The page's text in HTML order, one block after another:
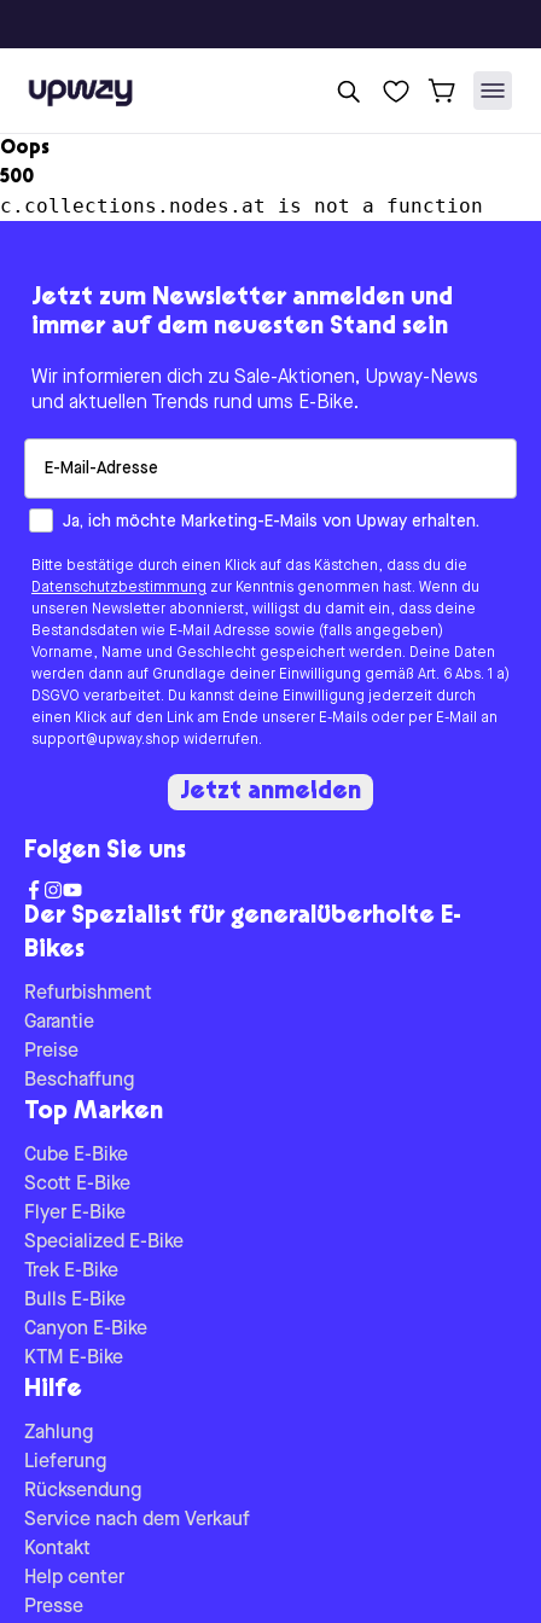
Upway
Oops
500
c.collections.nodes.at is not a function
Der Spezialist für generalüberholte E-
Bikes
Refurbishment
Garantie
Preise
Beschaffung
Top Marken
Cube E-Bike
Scott E-Bike
Flyer E-Bike
Specialized E-Bike
Trek E-Bike
Bulls E-Bike
Canyon E-Bike
KTM E-Bike
Hilfe
Zahlung
Lieferung
Rücksendung
Service nach dem Verkauf
Kontakt
Help center
Presse
Jetzt zum Newsletter anmelden und
immer auf dem neuesten Stand sein
Wir informieren dich zu Sale-Aktionen, Upway-News
und aktuellen Trends rund ums E-Bike.
How would you like to hear from us?
Ja, ich möchte Marketing-E-Mails von Upway erhalten.
Bitte bestätige durch einen Klick auf das Kästchen, dass du die
Datenschutzbestimmung zur Kenntnis genommen hast. Wenn du
unseren Newsletter abonnierst, willigst du damit ein, dass deine
Bestandsdaten wie E-Mail Adresse sowie (falls angegeben)
Vorname, Name und Geschlecht gespeichert werden. Deine Daten
werden dann auf Grundlage deiner Einwilligung gemäß Art. 6 Abs. 1 a)
DSGVO verarbeitet. Du kannst deine Einwilligung jederzeit durch
einen Klick auf den Link am Ende unserer E-Mails oder per E-Mail an
support@upway.shop widerrufen.
Jetzt anmelden
Folgen Sie uns